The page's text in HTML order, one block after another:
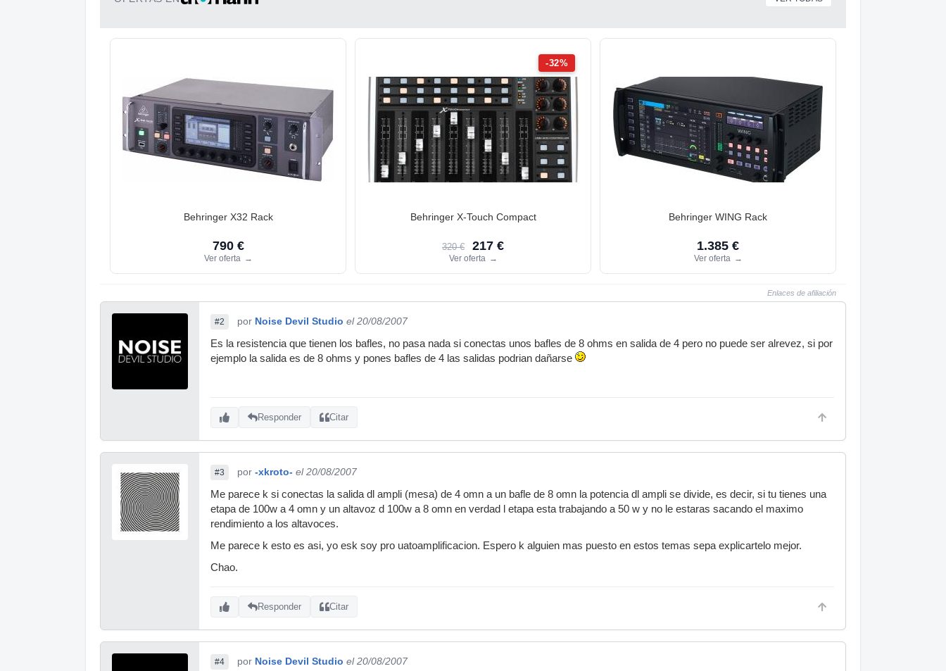
Behringer X32 Rack
790 €
Ver oferta →
-32%
Behringer X-Touch Compact
320 € 217 €
Ver oferta →
Behringer WING Rack
1.385 €
Ver oferta →
Enlaces de afiliación
#2 por Noise Devil Studio el 20/08/2007
Es la resistencia que tienen los bafles, no pasa nada si conectas unos bafles de 8 ohms en salida de 4 pero no puede ser alrevez, si por
ejemplo la salida es de 8 ohms y pones bafles de 4 las salidas podrian dañarse
Responder Citar
#3 por -xkroto- el 20/08/2007
Me parece k si conectas la salida dl ampli (mesa) de 4 omn a un bafle de 8 omn la potencia dl ampli se divide, es decir, si tu tienes una
etapa de 100w a 4 omn y un altavoz d 100w a 8 omn en verdad l etapa esta trabajando a 50 w y no le estaras sacando el maximo
rendimiento a los altavoces.
Me parece k esto es asi, yo esk soy pro uatoamplificacion. Espero k alguien mas puesto en estos temas sepa explicartelo mejor.
Chao.
Responder Citar
#4 por Noise Devil Studio el 20/08/2007